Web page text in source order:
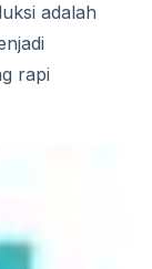
adalah
rapi